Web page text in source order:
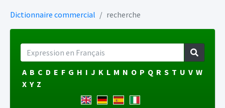
Dictionnaire commercial recherche
A B C D E F G H I J K L M N O P Q R S T U V W
X Y Z